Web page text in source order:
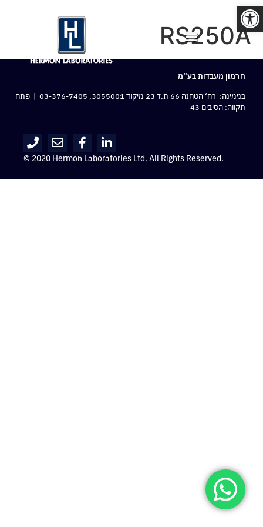
פתח סרגל נגישות
RS250A
חרמון מעבדות בע“מ
בנימינה: רח‘ הטחנה 66 ת.ד 23 מיקוד 3055001,
03-376-7405 | פתח
תקווה: הסיבים 43
© 2020 Hermon Laboratories Ltd. All Rights Reserved.